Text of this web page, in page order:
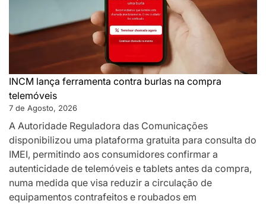
INCM lança ferramenta contra burlas na compra
telemóveis
7 de Agosto, 2026
A Autoridade Reguladora das Comunicações
disponibilizou uma plataforma gratuita para consulta do
IMEI, permitindo aos consumidores confirmar a
autenticidade de telemóveis e tablets antes da compra,
numa medida que visa reduzir a circulação de
equipamentos contrafeitos e roubados em